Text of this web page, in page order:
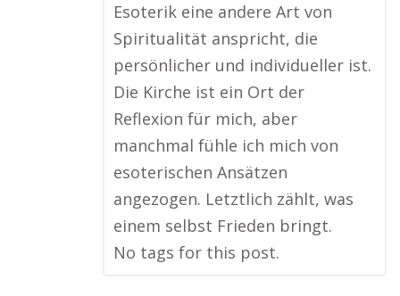
Esoterik eine andere Art von
Spiritualität anspricht, die
persönlicher und individueller ist.
Die Kirche ist ein Ort der
Reflexion für mich, aber
manchmal fühle ich mich von
esoterischen Ansätzen
angezogen. Letztlich zählt, was
einem selbst Frieden bringt.
No tags for this post.